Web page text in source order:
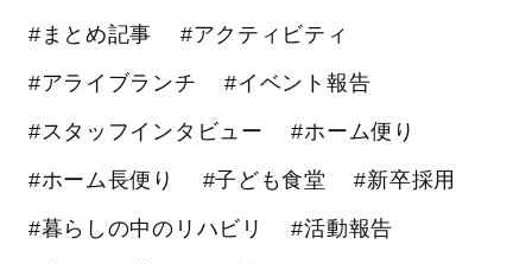
#まとめ記事 #アクティビティ
#アライブランチ #イベント報告
#スタッフインタビュー #ホーム便り
#ホーム長便り #子ども食堂 #新卒採用
#暮らしの中のリハビリ #活動報告